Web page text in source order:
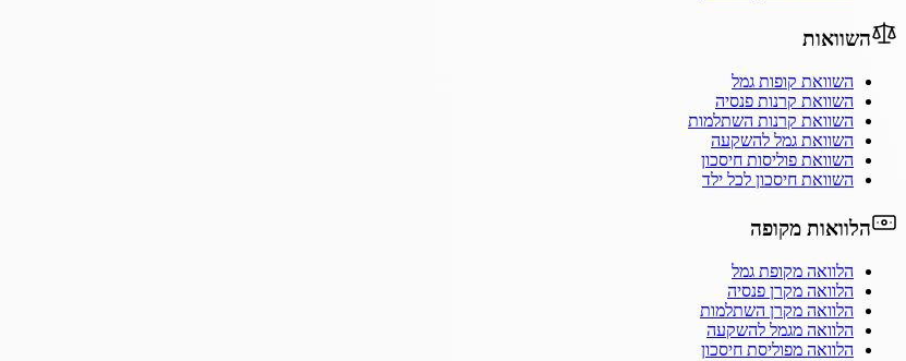
השוואות
השוואת קופות גמל
השוואת קרנות פנסיה
השוואת קרנות השתלמות
השוואת גמל להשקעה
השוואת פוליסות חיסכון
השוואת חיסכון לכל ילד
הלוואות מקופה
הלוואה מקופת גמל
הלוואה מקרן פנסיה
הלוואה מקרן השתלמות
הלוואה מגמל להשקעה
הלוואה מפוליסת חיסכון